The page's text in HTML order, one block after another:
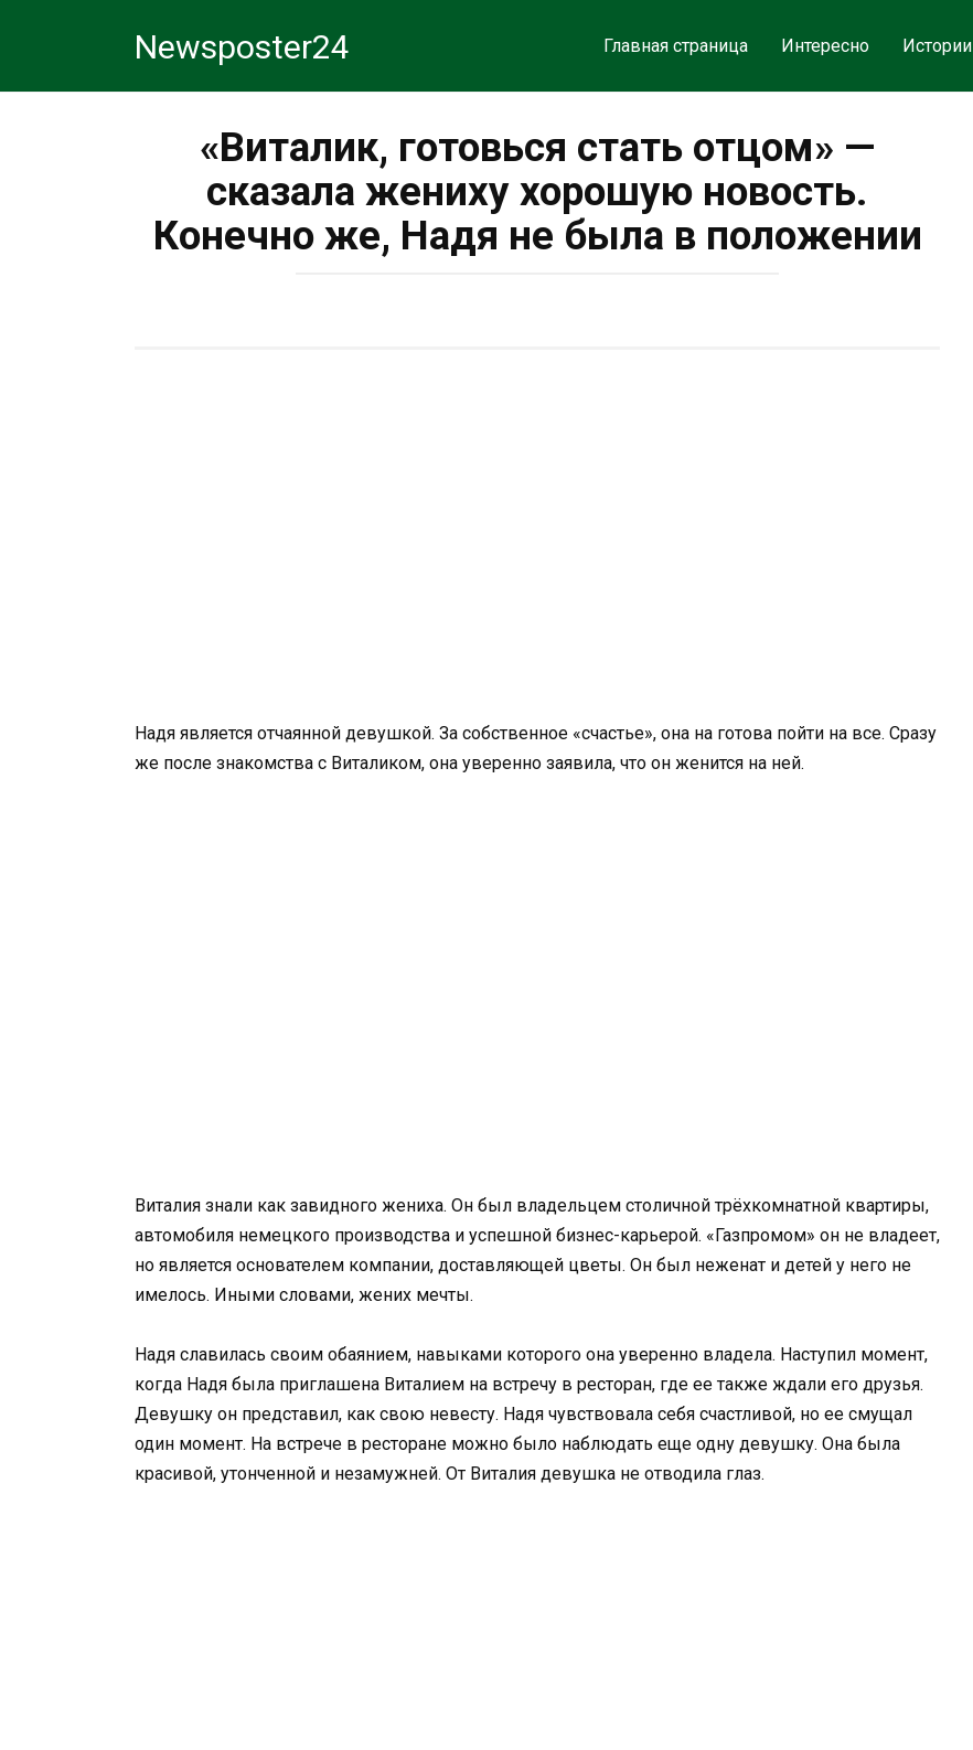
Newsposter24 Главная страница Интересно Истории
«Виталик, готовься стать отцом» —
сказала жениху хорошую новость.
Конечно же, Надя не была в положении
Надя является отчаянной девушкой. За собственное «счастье», она на готова пойти на все. Сразу
же после знакомства с Виталиком, она уверенно заявила, что он женится на ней.
Виталия знали как завидного жениха. Он был владельцем столичной трёхкомнатной квартиры,
автомобиля немецкого производства и успешной бизнес-карьерой. «Газпромом» он не владеет,
но является основателем компании, доставляющей цветы. Он был неженат и детей у него не
имелось. Иными словами, жених мечты.
Надя славилась своим обаянием, навыками которого она уверенно владела. Наступил момент,
когда Надя была приглашена Виталием на встречу в ресторан, где ее также ждали его друзья.
Девушку он представил, как свою невесту. Надя чувствовала себя счастливой, но ее смущал
один момент. На встрече в ресторане можно было наблюдать еще одну девушку. Она была
красивой, утонченной и незамужней. От Виталия девушка не отводила глаз.